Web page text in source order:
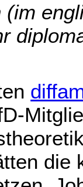
(im
die